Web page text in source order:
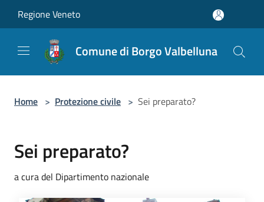
Regione Veneto
Comune di Borgo Valbelluna
Home > Protezione civile > Sei preparato?
Sei preparato?
a cura del Dipartimento nazionale